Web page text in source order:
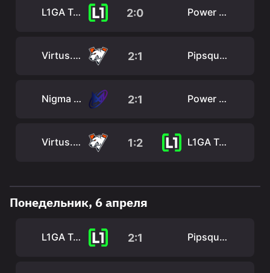
L1GA Team 2:0 Power Rangers
Virtus.pro 2:1 Pipsqueak+4
Nigma Galaxy 2:1 Power Rangers
Virtus.pro 1:2 L1GA Team
Понедельник, 6 апреля
L1GA Team 2:1 Pipsqueak+4